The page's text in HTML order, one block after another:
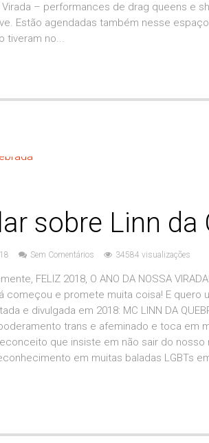
– performances de drag queens e
Estão agendadas também nesse
tiveram no...
sobre Linn da
Sem Comentários 34584 visualizações
FELIZ 2018, O ANO DA NOSSA
começou e promete muita coisa! E quero
e divulgada em 2018: MC LINN DA
trans e afeminado e toca em
que insiste em não sair do nosso
em muitas baladas LGBTs